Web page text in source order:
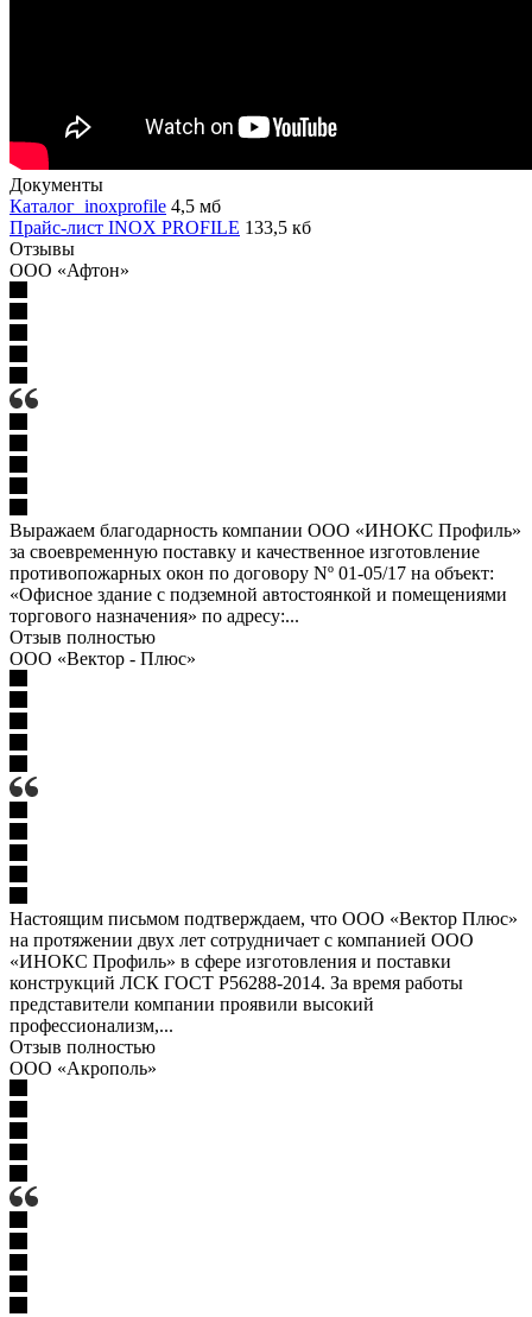
Документы
Каталог_inoxprofile 4,5 мб
Прайс-лист INOX PROFILE 133,5 кб
Отзывы
ООО «Афтон»
Выражаем благодарность компании ООО «ИНОКС Профиль»
за своевременную поставку и качественное изготовление
противопожарных окон по договору Nº 01-05/17 на объект:
«Офисное здание с подземной автостоянкой и помещениями
торгового назначения» по адресу:...
Отзыв полностью
ООО «Вектор - Плюс»
Настоящим письмом подтверждаем, что ООО «Вектор Плюс»
на протяжении двух лет сотрудничает с компанией ООО
«ИНОКС Профиль» в сфере изготовления и поставки
конструкций ЛСК ГОСТ Р56288-2014. За время работы
представители компании проявили высокий
профессионализм,...
Отзыв полностью
ООО «Акрополь»